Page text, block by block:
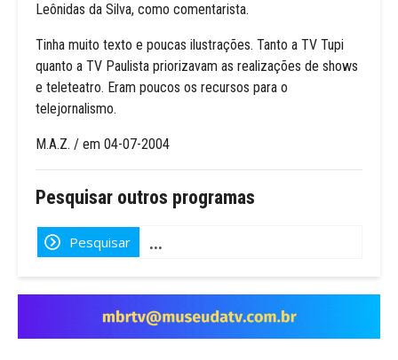
Leônidas da Silva, como comentarista.
Tinha muito texto e poucas ilustrações. Tanto a TV Tupi
quanto a TV Paulista priorizavam as realizações de shows
e teleteatro. Eram poucos os recursos para o
telejornalismo.
M.A.Z. / em 04-07-2004
Pesquisar outros programas
Pesquisar